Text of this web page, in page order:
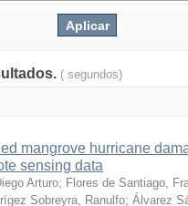
( segundos)
mangrove hurricane
sensing data
Arturo; Flores de Santiago,
Sobreyra, Ranulfo; Álvarez